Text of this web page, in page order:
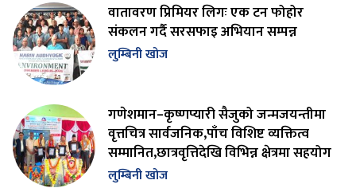
वातावरण प्रिमियर लिगः एक टन फोहोर
संकलन गर्दै सरसफाइ अभियान सम्पन्न
लुम्बिनी खोज
गणेशमान–कृष्णप्यारी सैजुको जन्मजयन्तीमा
वृत्तचित्र सार्वजनिक,पाँच विशिष्ट व्यक्तित्व
सम्मानित,छात्रवृत्तिदेखि विभिन्न क्षेत्रमा सहयोग
लुम्बिनी खोज